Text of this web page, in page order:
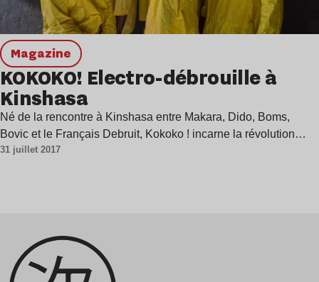
magazine
KOKOKO! Electro-débrouille à
Kinshasa
Né de la rencontre à Kinshasa entre Makara, Dido, Boms,
Bovic et le Français Debruit, Kokoko ! incarne la révolution…
31 juillet 2017